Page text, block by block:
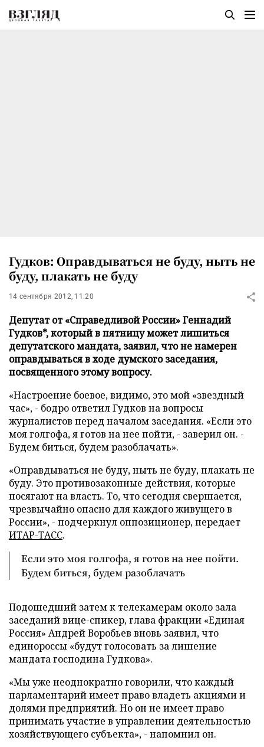
Гудков: Оправдываться не буду, ныть не
буду, плакать не буду
14 сентября 2012, 11:20
Депутат от «Справедливой России» Геннадий
Гудков*, который в пятницу может лишиться
депутатского мандата, заявил, что не намерен
оправдываться в ходе думского заседания,
посвященного этому вопросу.
«Настроение боевое, видимо, это мой «звездный
час», - бодро ответил Гудков на вопросы
журналистов перед началом заседания. «Если это
моя голгофа, я готов на нее пойти, - заверил он. -
Будем биться, будем разоблачать».
«Оправдываться не буду, ныть не буду, плакать не
буду. Это противозаконные действия, которые
посягают на власть. То, что сегодня свершается,
чрезвычайно опасно для каждого живущего в
России», - подчеркнул оппозиционер, передает
ИТАР-ТАСС.
Если это моя голгофа, я готов на нее пойти.
Будем биться, будем разоблачать
Подошедший затем к телекамерам около зала
заседаний вице-спикер, глава фракции «Единая
Россия» Андрей Воробьев вновь заявил, что
единороссы «будут голосовать за лишение
мандата господина Гудкова».
«Мы уже неоднократно говорили, что каждый
парламентарий имеет право владеть акциями и
долями предприятий. Но он не имеет право
принимать участие в управлении деятельностью
хозяйствующего субъекта», - напомнил он.